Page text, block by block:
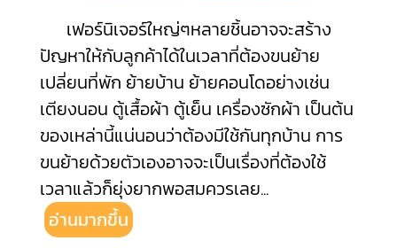
เฟอร์นิเจอร์ใหญ่ๆหลายชิ้นอาจจะสร้าง
ปัญหาให้กับลูกค้าได้ในเวลาที่ต้องขนย้าย
เปลี่ยนที่พัก ย้ายบ้าน ย้ายคอนโดอย่างเช่น
เตียงนอน ตู้เสื้อผ้า ตู้เย็น เครื่องซักผ้า เป็นต้น
ของเหล่านี้แน่นอนว่าต้องมีใช้กันทุกบ้าน การ
ขนย้ายด้วยตัวเองอาจจะเป็นเรื่องที่ต้องใช้
เวลาแล้วก็ยุ่งยากพอสมควรเลย...
อ่านมากขึ้น